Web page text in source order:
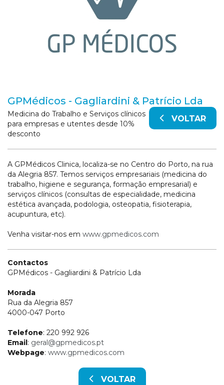
GPMédicos - Gagliardini & Patrício Lda
VOLTAR
Medicina do Trabalho e Serviços clínicos
para empresas e utentes desde 10%
desconto
A GPMédicos Clinica, localiza-se no Centro do Porto, na rua
da Alegria 857. Temos serviços empresariais (medicina do
trabalho, higiene e segurança, formação empresarial) e
serviços clínicos (consultas de especialidade, medicina
estética avançada, podologia, osteopatia, fisioterapia,
acupuntura, etc).
Venha visitar-nos em www.gpmedicos.com
Contactos
GPMédicos - Gagliardini & Patrício Lda
Morada
Rua da Alegria 857
4000-047 Porto
Telefone: 220 992 926
Email: geral@gpmedicos.pt
Webpage: www.gpmedicos.com
VOLTAR